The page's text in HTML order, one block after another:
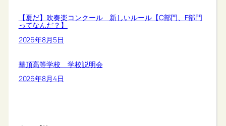
【夏だ】吹奏楽コンクール 新しいルール【C部門、F部門
ってなんだ？】
2026年8月5日
華頂高等学校 学校説明会
2026年8月4日